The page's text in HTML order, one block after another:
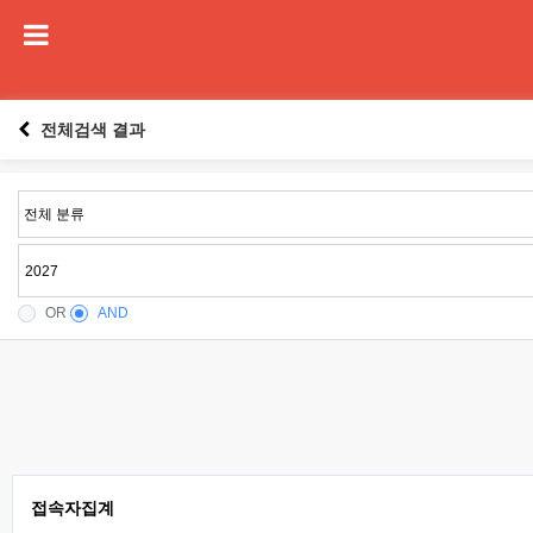
전체검색 결과
OR AND
접속자집계